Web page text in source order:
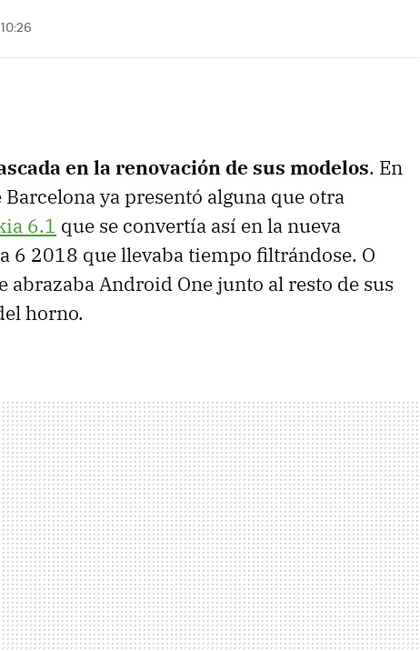
en la renovación de sus modelos. En
ya presentó alguna que otra
6.1 que se convertía así en la nueva
6 2018 que llevaba tiempo filtrándose. O
abrazaba Android One junto al resto de sus
horno.